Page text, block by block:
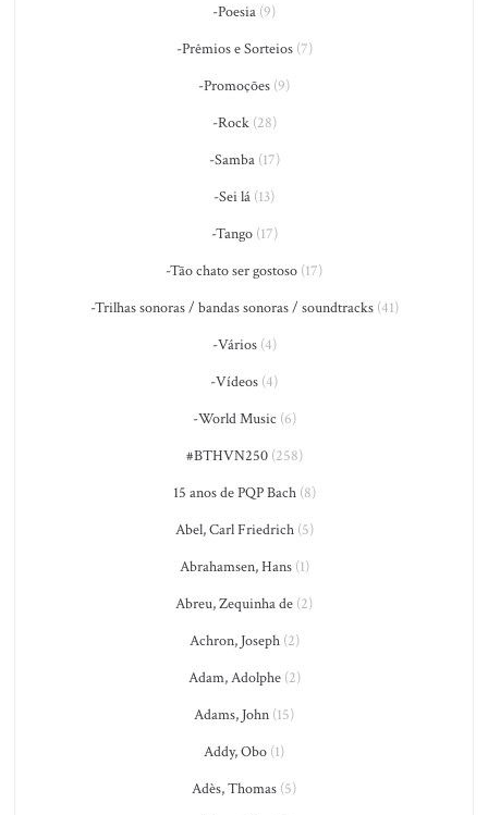
-Poesia (9)
-Prêmios e Sorteios(7)
-Promoções (9)
-Rock(28)
-Samba(17)
-Sei lá (13)
-Tango(17)
-Tão chato ser gostoso (17)
-Trilhas sonoras / bandas sonoras / soundtracks(41)
-Vários(4)
-Vídeos (4)
-World Music (6)
#BTHVN250(258)
15 anos de PQP Bach(8)
Abel, Carl Friedrich(5)
Abrahamsen, Hans(1)
Abreu, Zequinha de (2)
Achron, Joseph(2)
Adam, Adolphe(2)
Adams, John (15)
Addy, Obo (1)
Adès, Thomas (5)